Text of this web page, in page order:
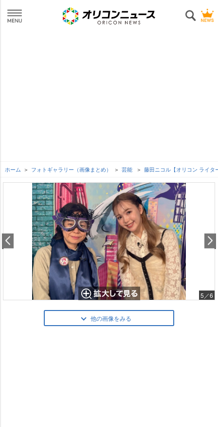
ホーム フォトギャラリー（画像まとめ） 芸能 藤田ニコル【オリコン ライタ
5／6
他の画像をみる